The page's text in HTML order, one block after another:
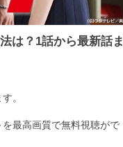
は？1話から最新話ま
。
最高画質で無料視聴がで